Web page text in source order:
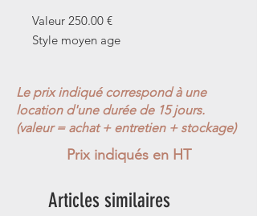
Valeur 250.00 €
Style moyen age
Le prix indiqué correspond à une
location d'une durée de 15 jours.
(valeur = achat + entretien + stockage)
Prix indiqués en HT
Articles similaires